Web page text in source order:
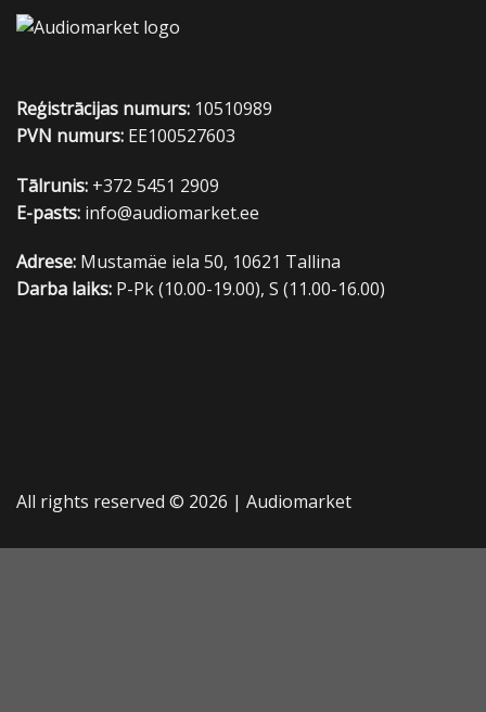
Reģistrācijas numurs: 10510989
PVN numurs: EE100527603
Tālrunis: +372 5451 2909
E-pasts: info@audiomarket.ee
Adrese: Mustamäe iela 50, 10621 Tallina
Darba laiks: P-Pk (10.00-19.00), S (11.00-16.00)
All rights reserved © 2026 | Audiomarket